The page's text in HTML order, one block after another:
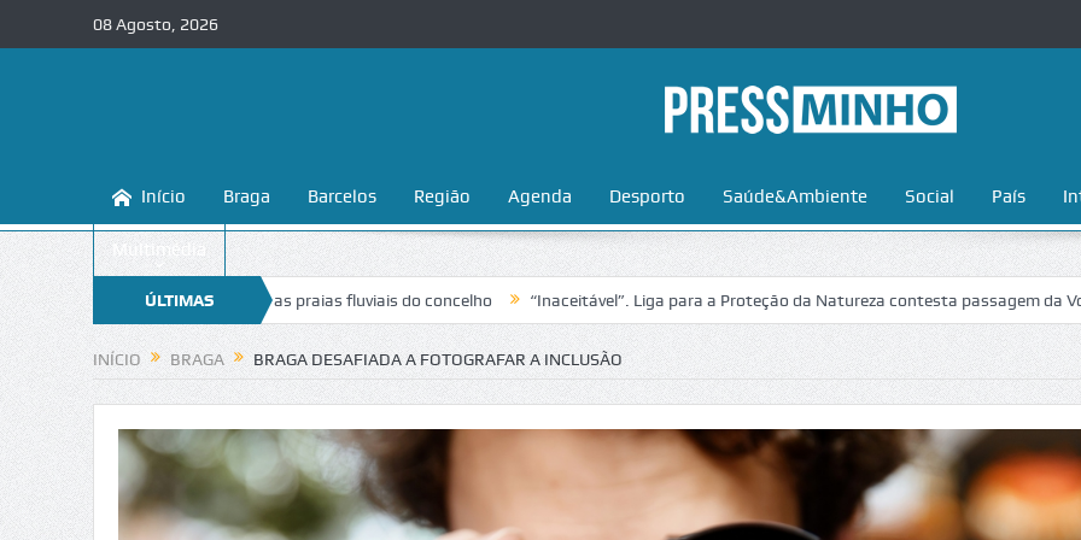
08 Agosto, 2026
Início Braga Barcelos Região Agenda Desporto Saúde&Ambiente Social País
Multimédia
ÚLTIMAS
NOTÍCIAS
a conhecer e proteger as praias fluviais do concelho “Inaceitável”. Liga para a Proteção da Natureza contesta passagem da Volta a
INÍCIO BRAGA BRAGA DESAFIADA A FOTOGRAFAR A INCLUSÃO